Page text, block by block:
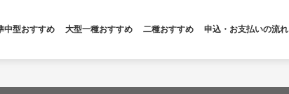
中型おすすめ 大型一種おすすめ 二種おすすめ 申込・お支払いの流れ